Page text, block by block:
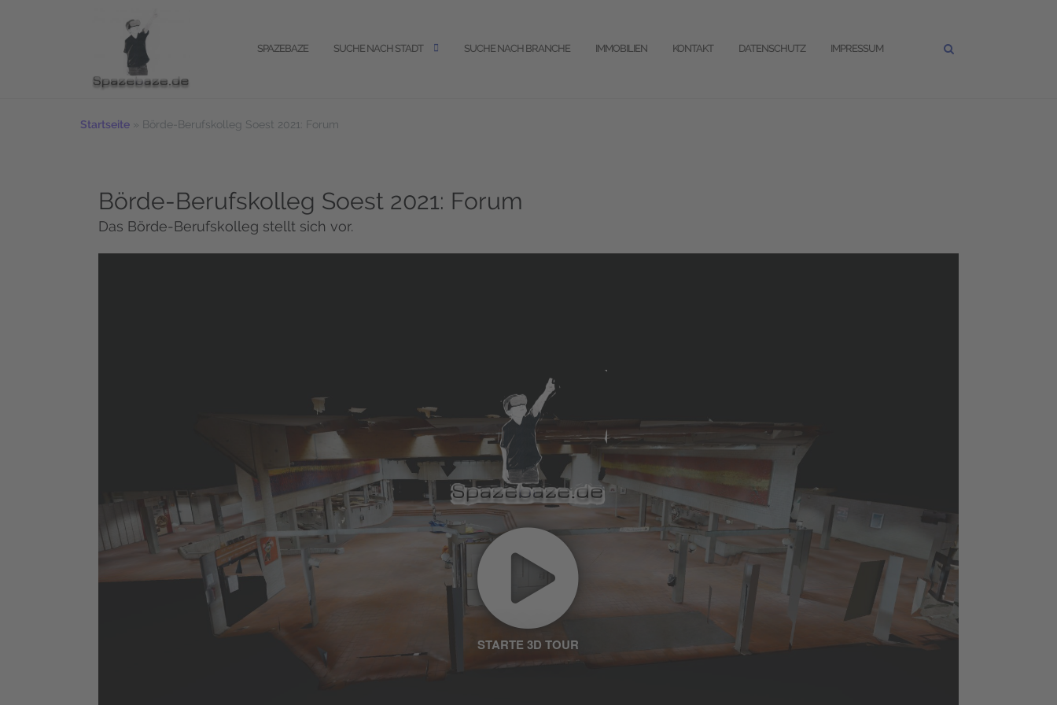
SPAZEBAZE SUCHE NACH STADT SUCHE NACH BRANCHE IMMOBILIEN KONTAKT DATENSCHUTZ IMPRESSUM
Startseite » Börde-Berufskolleg Soest 2021: Forum
Börde-Berufskolleg Soest 2021: Forum
Das Börde-Berufskolleg stellt sich vor.
STARTE 3D TOUR
Wir verwenden Matterport, um Inhalte
einzubetten. Dieser Service kann Daten zu Ihren
Aktivitäten sammeln. Bitte lesen Sie die Details
durch und stimmen Sie der Nutzung des Service
zu, um diese Inhalte anzuzeigen.
Mehr Informationen
Akzeptieren
powered by
Usercentrics Consent
Management Platform